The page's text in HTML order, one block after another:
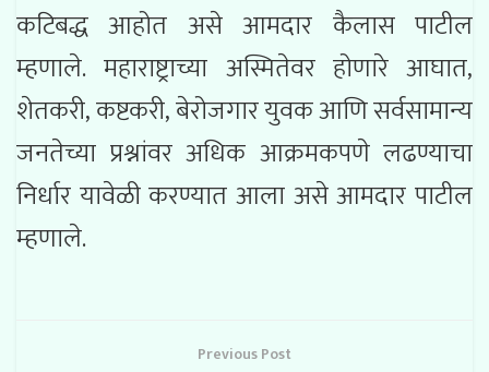
कटिबद्ध आहोत असे आमदार कैलास पाटील
म्हणाले. महाराष्ट्राच्या अस्मितेवर होणारे आघात,
शेतकरी, कष्टकरी, बेरोजगार युवक आणि सर्वसामान्य
जनतेच्या प्रश्नांवर अधिक आक्रमकपणे लढण्याचा
निर्धार यावेळी करण्यात आला असे आमदार पाटील
म्हणाले.
Previous Post